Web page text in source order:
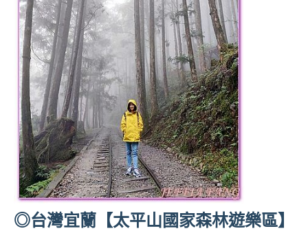
哥
窟
泰
國
旅
遊
書
作
者、
各
發
表
及
◎台灣宜蘭【太平山國家森林遊樂區】